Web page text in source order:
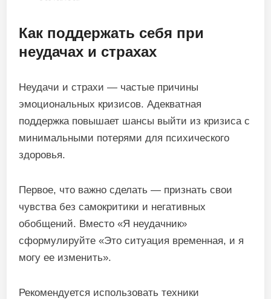
Как поддержать себя при
неудачах и страхах
Неудачи и страхи — частые причины
эмоциональных кризисов. Адекватная
поддержка повышает шансы выйти из кризиса с
минимальными потерями для психического
здоровья.
Первое, что важно сделать — признать свои
чувства без самокритики и негативных
обобщений. Вместо «Я неудачник»
сформулируйте «Это ситуация временная, и я
могу ее изменить».
Рекомендуется использовать техники